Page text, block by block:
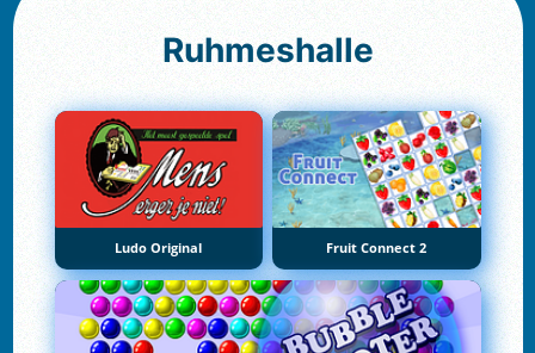
Ruhmeshalle
Ludo Original Fruit Connect 2